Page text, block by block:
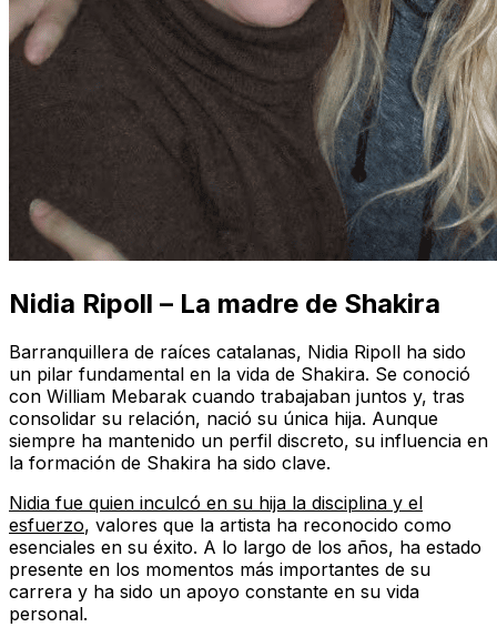
Nidia Ripoll – La madre de Shakira
Barranquillera de raíces catalanas, Nidia Ripoll ha sido
un pilar fundamental en la vida de Shakira. Se conoció
con William Mebarak cuando trabajaban juntos y, tras
consolidar su relación, nació su única hija. Aunque
siempre ha mantenido un perfil discreto, su influencia en
la formación de Shakira ha sido clave.
Nidia fue quien inculcó en su hija la disciplina y el
esfuerzo, valores que la artista ha reconocido como
esenciales en su éxito. A lo largo de los años, ha estado
presente en los momentos más importantes de su
carrera y ha sido un apoyo constante en su vida
personal.